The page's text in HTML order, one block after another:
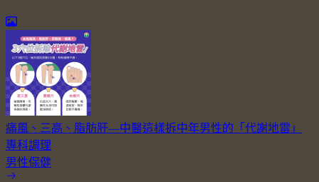
痛風、三高、脂肪肝—中醫這樣拆中年男性的「代謝地雷」
專科調理
男性保健